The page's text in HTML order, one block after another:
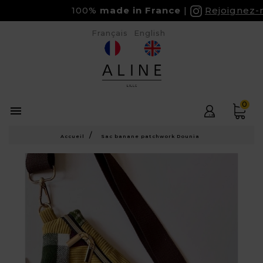
100%made in France Rejoignez-
 0
Français English
Accueil Sac banane patchwork Dounia